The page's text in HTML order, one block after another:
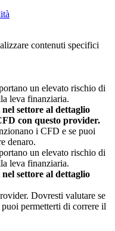
contenuti specifici
un elevato rischio di
leva finanziaria.
settore al dettaglio
con questo provider.
i CFD e se puoi
denaro.
un elevato rischio di
leva finanziaria.
settore al dettaglio
Dovresti valutare se
permetterti di correre il